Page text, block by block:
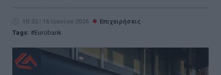
10:32 | 16 Ιουνίου 2026
Επιχειρήσεις
Tags:
Eurobank